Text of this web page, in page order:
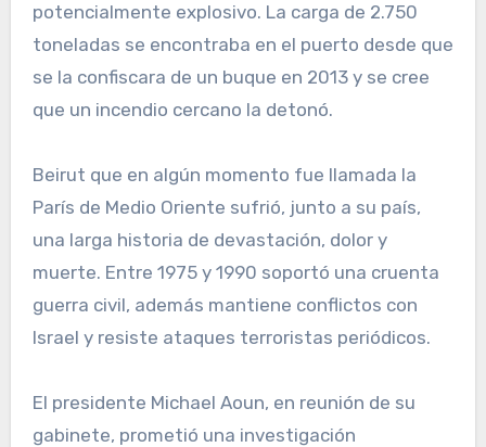
potencialmente explosivo. La carga de 2.750
toneladas se encontraba en el puerto desde que
se la confiscara de un buque en 2013 y se cree
que un incendio cercano la detonó.
Beirut que en algún momento fue llamada la
París de Medio Oriente sufrió, junto a su país,
una larga historia de devastación, dolor y
muerte. Entre 1975 y 1990 soportó una cruenta
guerra civil, además mantiene conflictos con
Israel y resiste ataques terroristas periódicos.
El presidente Michael Aoun, en reunión de su
gabinete, prometió una investigación